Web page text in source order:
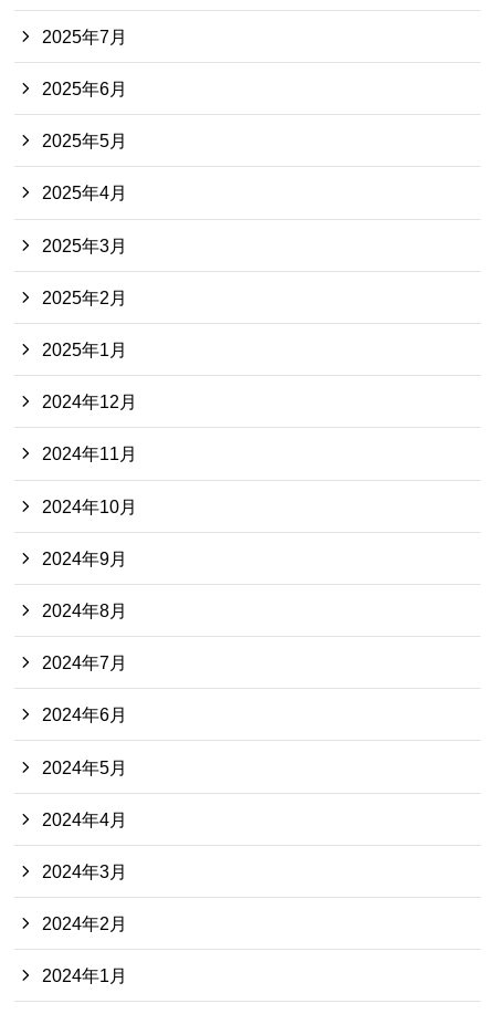
2025年7月
2025年6月
2025年5月
2025年4月
2025年3月
2025年2月
2025年1月
2024年12月
2024年11月
2024年10月
2024年9月
2024年8月
2024年7月
2024年6月
2024年5月
2024年4月
2024年3月
2024年2月
2024年1月